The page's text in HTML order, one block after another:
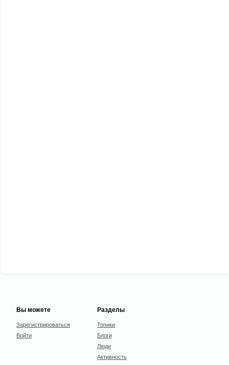
Вы можете
Зарегистрироваться
Войти
Разделы
Топики
Блоги
Люди
Активность